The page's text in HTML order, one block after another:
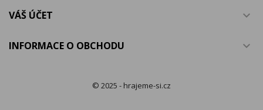
VÁŠ ÚČET 
INFORMACE O OBCHODU 
© 2025 - hrajeme-si.cz